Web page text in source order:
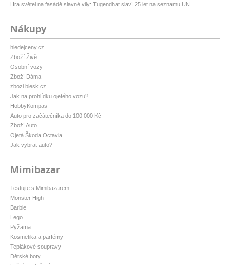
Hra světel na fasádě slavné vily: Tugendhat slaví 25 let na seznamu UN...
Nákupy
hledejceny.cz
Zboží Živě
Osobní vozy
Zboží Dáma
zbozi.blesk.cz
Jak na prohlídku ojetého vozu?
HobbyKompas
Auto pro začátečníka do 100 000 Kč
Zboží Auto
Ojetá Škoda Octavia
Jak vybrat auto?
Mimibazar
Testujte s Mimibazarem
Monster High
Barbie
Lego
Pyžama
Kosmetika a parfémy
Teplákové soupravy
Dětské boty